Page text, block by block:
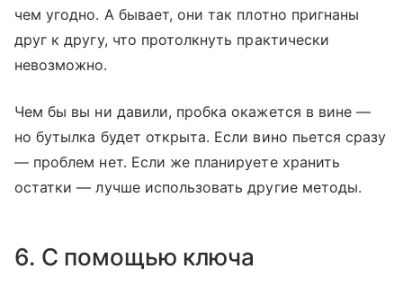
чем угодно. А бывает, они так плотно пригнаны
друг к другу, что протолкнуть практически
невозможно.
Чем бы вы ни давили, пробка окажется в вине —
но бутылка будет открыта. Если вино пьется сразу
— проблем нет. Если же планируете хранить
остатки — лучше использовать другие методы.
6. С помощью ключа